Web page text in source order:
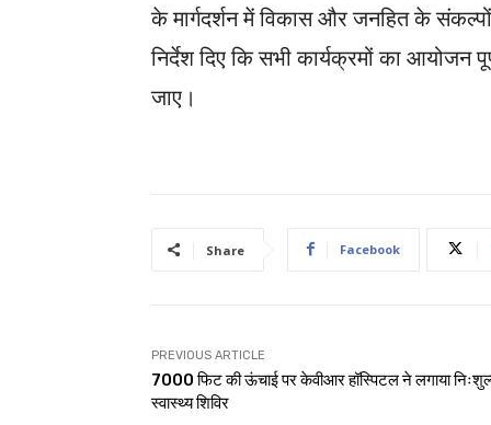
के मार्गदर्शन में विकास और जनहित के
निर्देश दिए कि सभी कार्यक्रमों का आयोजन
जाए।
Share Facebook
PREVIOUS ARTICLE
7000 फिट की ऊंचाई पर केवीआर हॉस्पिटल ने लगाया
स्वास्थ्य शिविर